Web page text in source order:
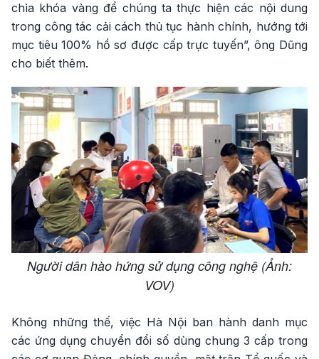
chìa khóa vàng để chúng ta thực hiện các nội dung
trong công tác cải cách thủ tục hành chính, hướng tới
mục tiêu 100% hồ sơ được cấp trực tuyến”, ông Dũng
cho biết thêm.
Người dân hào hứng sử dụng công nghệ (Ảnh:
VOV)
Không những thế, việc Hà Nội ban hành danh mục
các ứng dụng chuyển đổi số dùng chung 3 cấp trong